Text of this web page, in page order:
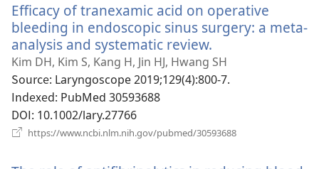
창
열
기)
Efficacy of tranexamic acid on operative
bleeding in endoscopic sinus surgery: a meta-
analysis and systematic review.
로
운
기)
Kim DH, Kim S, Kang H, Jin HJ, Hwang SH
Source‎: Laryngoscope 2019;129(4):800-7.
Indexed‎: PubMed 30593688
DOI‎: 10.1002/lary.27766
https://www.ncbi.nlm.nih.gov/pubmed/30593688